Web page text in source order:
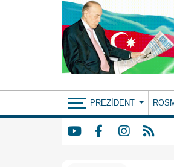
PREZIDENT